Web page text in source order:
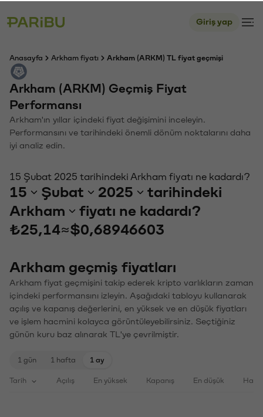
Giriş yap
Anasayfa Arkham fiyatı Arkham (ARKM) TL fiyat geçmişi
Arkham (ARKM) Geçmiş Fiyat
Performansı
Arkham'ın yıllar içindeki fiyat değişimini inceleyin.
Performansını ve tarihindeki önemli dönüm noktalarını daha
iyi analiz edin.
15 Şubat 2025 tarihindeki Arkham fiyatı ne kadardı?
15 Şubat 2025
tarihindeki
Arkham
fiyatı ne kadardı?
₺25,14≈$0,68946603
Arkham geçmiş fiyatları
Arkham fiyat geçmişini takip ederek kripto varlıkların zaman
içindeki performansını izleyin. Aşağıdaki tabloyu kullanarak
açılış ve kapanış değerlerini, en yüksek ve en düşük fiyatları
ve işlem hacmini kolayca görüntüleyebilirsiniz. Seçtiğiniz
günün kuru baz alınarak TL'ye çevrilmiştir.
1 gün 1 hafta 1 ay
Tarih Açılış En yüksek Kapanış En düşük